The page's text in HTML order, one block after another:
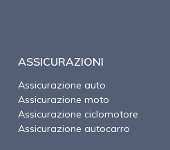
ASSICURAZIONI
Assicurazione auto
Assicurazione moto
Assicurazione ciclomotore
Assicurazione autocarro